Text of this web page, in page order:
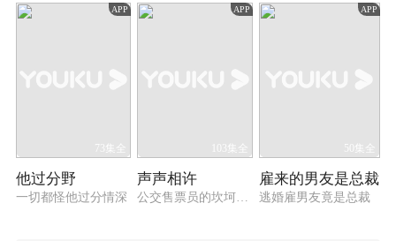
APP
73集全
他过分野
一切都怪他过分情深
APP
103集全
声声相许
公交售票员的坎坷相亲路
APP
50集全
雇来的男友是总裁
逃婚雇男友竟是总裁